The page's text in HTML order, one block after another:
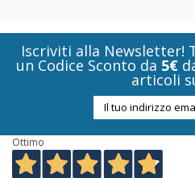
Iscriviti alla Newsletter!
un Codice Sconto da 5€
articoli
Ottimo